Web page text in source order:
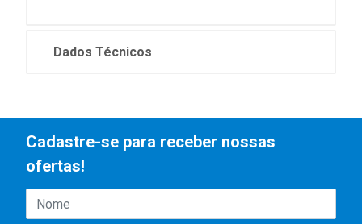
Dados Técnicos
Cadastre-se para receber nossas
ofertas!